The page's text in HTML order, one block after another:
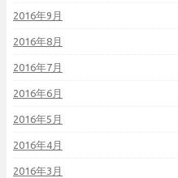
2016年9月
2016年8月
2016年7月
2016年6月
2016年5月
2016年4月
2016年3月